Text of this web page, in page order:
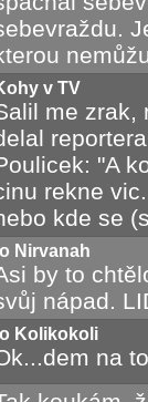
v TV
me zrak,
"A
rekne
kde se
Nirvanah
by to
nápad.
Kolikokoli
na